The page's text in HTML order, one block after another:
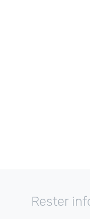
Rester